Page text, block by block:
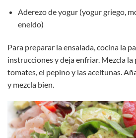
Aderezo de yogur (yogur griego,
eneldo)
Para preparar la ensalada, cocina la
instrucciones y deja enfriar. Mezcla la
tomates, el pepino y las aceitunas.
y mezcla bien.